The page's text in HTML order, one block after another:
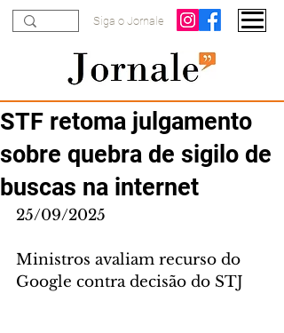
Siga o Jornale
STF retoma julgamento
sobre quebra de sigilo de
buscas na internet
25/09/2025
Ministros avaliam recurso do
Google contra decisão do STJ